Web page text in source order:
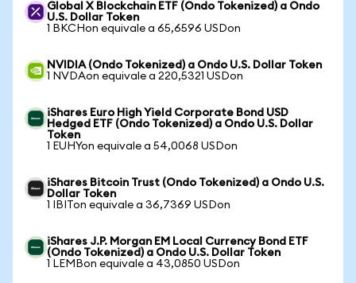
Global X Blockchain ETF (Ondo Tokenized) a Ondo
U.S. Dollar Token
1 BKCHon equivale a 65,6596 USDon
NVIDIA (Ondo Tokenized) a Ondo U.S. Dollar Token
1 NVDAon equivale a 220,5321 USDon
iShares Euro High Yield Corporate Bond USD
Hedged ETF (Ondo Tokenized) a Ondo U.S. Dollar
Token
1 EUHYon equivale a 54,0068 USDon
iShares Bitcoin Trust (Ondo Tokenized) a Ondo U.S.
Dollar Token
1 IBITon equivale a 36,7369 USDon
iShares J.P. Morgan EM Local Currency Bond ETF
(Ondo Tokenized) a Ondo U.S. Dollar Token
1 LEMBon equivale a 43,0850 USDon